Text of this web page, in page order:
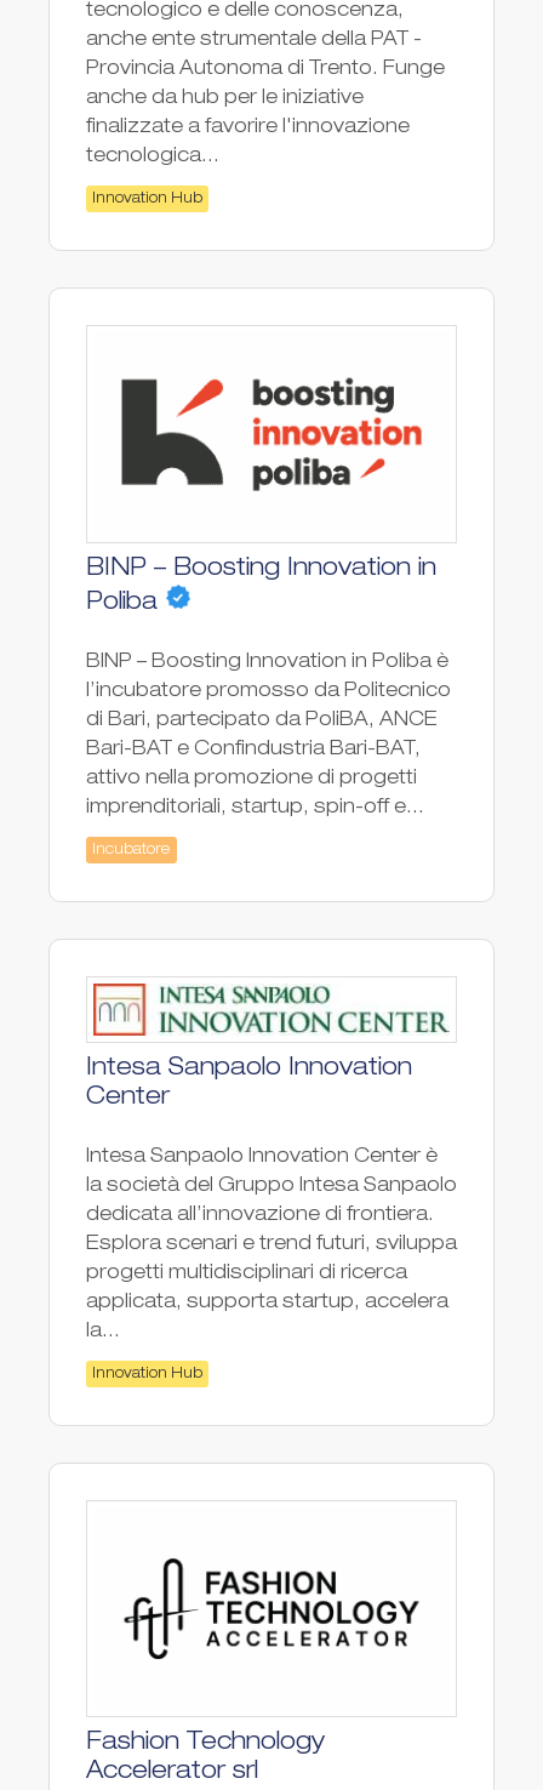
tecnologico e delle conoscenza,
anche ente strumentale della PAT -
Provincia Autonoma di Trento. Funge
anche da hub per le iniziative
finalizzate a favorire l'innovazione
tecnologica...
Innovation Hub
BINP – Boosting Innovation in
Poliba
BINP – Boosting Innovation in Poliba è
l’incubatore promosso da Politecnico
di Bari, partecipato da PoliBA, ANCE
Bari-BAT e Confindustria Bari-BAT,
attivo nella promozione di progetti
imprenditoriali, startup, spin-off e...
Incubatore
Intesa Sanpaolo Innovation
Center
Intesa Sanpaolo Innovation Center è
la società del Gruppo Intesa Sanpaolo
dedicata all’innovazione di frontiera.
Esplora scenari e trend futuri, sviluppa
progetti multidisciplinari di ricerca
applicata, supporta startup, accelera
la...
Innovation Hub
Fashion Technology
Accelerator srl